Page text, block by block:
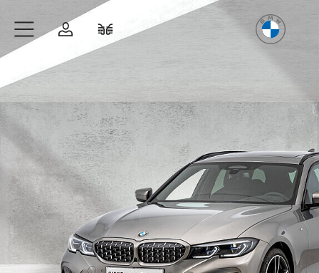
Zum Hauptinhalt springen
AnmeldenFahrzeugvergleich
Freude